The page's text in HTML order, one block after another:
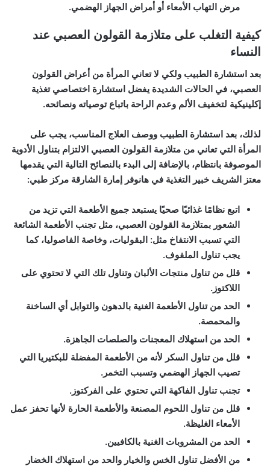
مرض التهاب الأمعاء أو أمراض الجهاز الهضمي.
كيفية التغلب على متلازمة القولون العصبي عند
النساء
بعد استشارة الطبيب ولكي لا تعاني المرأة من أعراض القولون
العصبي، في الحالات الشديدة يفضل استشارة اختصاصي تغذية
إكلينيكية لتخفيف الألم وعدم الراحة باتباع توصياته ونصائحه.
لذلك، بعد استشارة الطبيب ووصف العلاج المناسب، يجب على
المرأة التي تعاني من متلازمة القولون العصبي الالتزام بتناول الأدوية
الموصوفة بانتظام، بالإضافة إلى البدء بالنصائح التالية التي يقدمها
معتز الشريف خبير التغذية في هانوفر إمارة الشارقة مركز طبي:
اتبع نظامًا غذائيًا صحيًا يستبعد جميع الأطعمة التي تزيد من
الشعور بمتلازمة القولون العصبي، مثل تجنب الأطعمة الشائعة
التي تسبب الانتفاخ مثل: البقوليات، وخاصة الفاصوليا، كما
يجب تناول الملفوف.
قلل من تناول منتجات الألبان وتناول تلك التي لا تحتوي على
اللاكتوز.
الحد من تناول الأطعمة الغنية بالدهون والتوابل أي الساخنة
والمحمصة.
الحد من استهلاك المعجنات والصلصات الجاهزة.
قلل من تناول السكر لأنه من الأطعمة المفضلة للبكتيريا التي
تصيب الجهاز الهضمي وتسبب التخمر.
تجنب تناول الفاكهة التي تحتوي على الفركتوز.
قلل من تناول اللحوم المصنعة والأطعمة الحارة لأنها تحفز عمل
الأمعاء الغليظة.
الحد من المشروبات الغنية بالكافيين.
من الأفضل تناول الخس والخيار والحد من استهلاك الخضار